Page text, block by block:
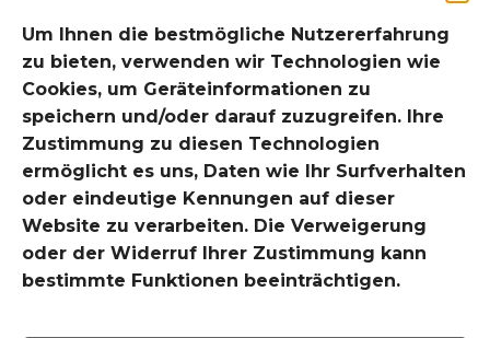
Um Ihnen die bestmögliche Nutzererfahrung
zu bieten, verwenden wir Technologien wie
Cookies, um Geräteinformationen zu
speichern und/oder darauf zuzugreifen. Ihre
Zustimmung zu diesen Technologien
ermöglicht es uns, Daten wie Ihr Surfverhalten
oder eindeutige Kennungen auf dieser
Website zu verarbeiten. Die Verweigerung
oder der Widerruf Ihrer Zustimmung kann
bestimmte Funktionen beeinträchtigen.
Home
Über uns
Unser Messer
Contact Us
Impressum
Disclaimer Datenschutz
Barrierefreiheit
Information
Shop
Chefmesser
Gemüsebeil
Allzweckmesser
Gemusemesser